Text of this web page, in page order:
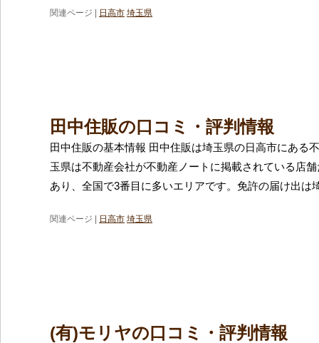
関連ページ | 日高市 埼玉県
田中住販の口コミ・評判情報
田中住販の基本情報 田中住販は埼玉県の日高市にある
玉県は不動産会社が不動産ノートに掲載されている店
あり、全国で3番目に多いエリアです。免許の届け出は
関連ページ | 日高市 埼玉県
(有)モリヤの口コミ・評判情報